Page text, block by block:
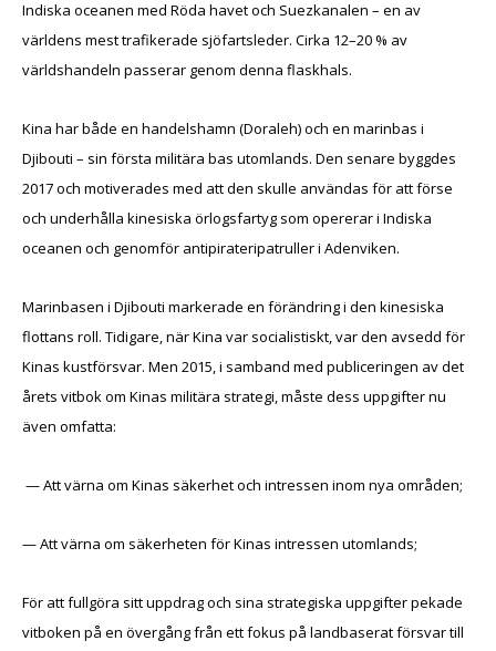
Indiska oceanen med Röda havet och Suezkanalen – en av
världens mest trafikerade sjöfartsleder. Cirka 12–20 % av
världshandeln passerar genom denna flaskhals.
Kina har både en handelshamn (Doraleh) och en marinbas i
Djibouti – sin första militära bas utomlands. Den senare byggdes
2017 och motiverades med att den skulle användas för att förse
och underhålla kinesiska örlogsfartyg som opererar i Indiska
oceanen och genomför antipirateripatruller i Adenviken.
Marinbasen i Djibouti markerade en förändring i den kinesiska
flottans roll. Tidigare, när Kina var socialistiskt, var den avsedd för
Kinas kustförsvar. Men 2015, i samband med publiceringen av det
årets vitbok om Kinas militära strategi, måste dess uppgifter nu
även omfatta:
— Att värna om Kinas säkerhet och intressen inom nya områden;
— Att värna om säkerheten för Kinas intressen utomlands;
För att fullgöra sitt uppdrag och sina strategiska uppgifter pekade
vitboken på en övergång från ett fokus på landbaserat försvar till